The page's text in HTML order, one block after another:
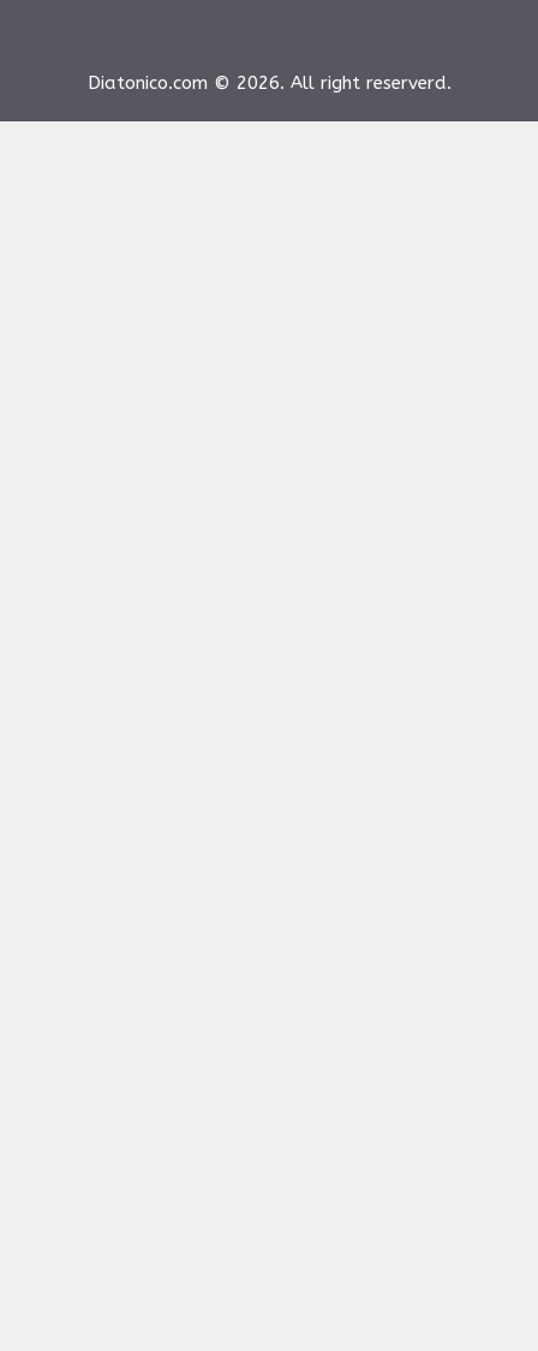
Diatonico.com © 2026. All right reserverd.